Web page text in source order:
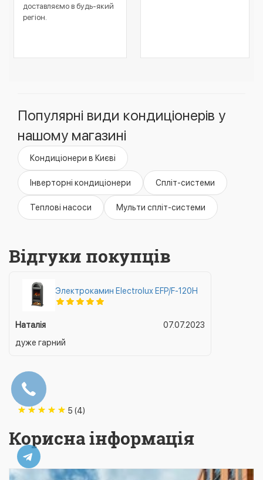
доставляємо в будь-який
регіон.
Популярні види кондиціонерів у
нашому магазині
Кондиціонери в Києві
Інверторні кондиціонери Спліт-системи
Теплові насоси Мульти спліт-системи
Відгуки покупців
Электрокамин Electrolux EFP/F-120H
Наталія
07.07.2023
дуже гарний
5 (4)
Корисна інформація